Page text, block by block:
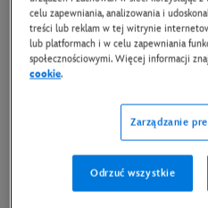
to zbudowali?"
stycznia, godz. 21:00,
odkrywa kulisy najbardziej
świata. Z kolei serial
(premiera w środę, 22
National Geographic)
klimatycznych,
Nie zabraknie również
celu zapewniania, analizowania i
treści lub reklam w tej witrynie
lub platformach i w celu zapewniania
społecznościowymi. Więcej informacji
cookie.
Zarządzanie
Odrzuć wszystkie